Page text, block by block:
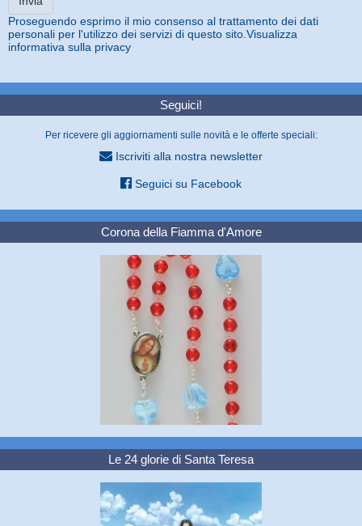
Proseguendo esprimo il mio consenso al trattamento dei dati
personali per l'utilizzo dei servizi di questo sito. Visualizza
informativa sulla privacy
Seguici!
Per ricevere gli aggiornamenti sulle novità e le offerte speciali:
Iscriviti alla nostra newsletter
Seguici su Facebook
Corona della Fiamma d'Amore
Le 24 glorie di Santa Teresa